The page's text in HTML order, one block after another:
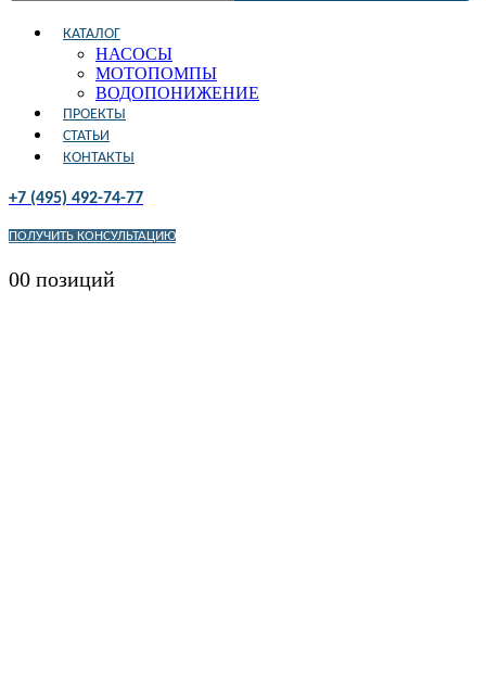
КАТАЛОГ
НАСОСЫ
МОТОПОМПЫ
ВОДОПОНИЖЕНИЕ
ПРОЕКТЫ
СТАТЬИ
КОНТАКТЫ
+7 (495) 492-74-77
ПОЛУЧИТЬ КОНСУЛЬТАЦИЮ
00 позиций